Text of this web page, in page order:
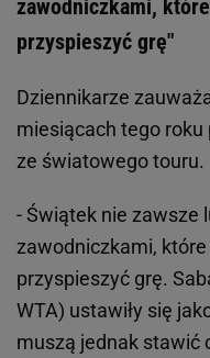
zawodniczkami,
przyspieszyć grę"
Dziennikarze
miesiącach tego roku
ze światowego touru.
- Świątek nie zawsze
zawodniczkami,
przyspieszyć grę.
WTA) ustawiły się
muszą jednak stawić